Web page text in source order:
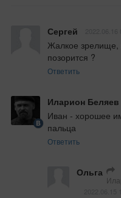
Сергей
Жалкое зрелище,
позорится ?
Ответить
Иларион Беляев
Иван - хорошее
пальца
Ответить
Ольга